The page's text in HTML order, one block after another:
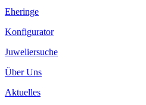
Eheringe
Konfigurator
Juweliersuche
Über Uns
Aktuelles